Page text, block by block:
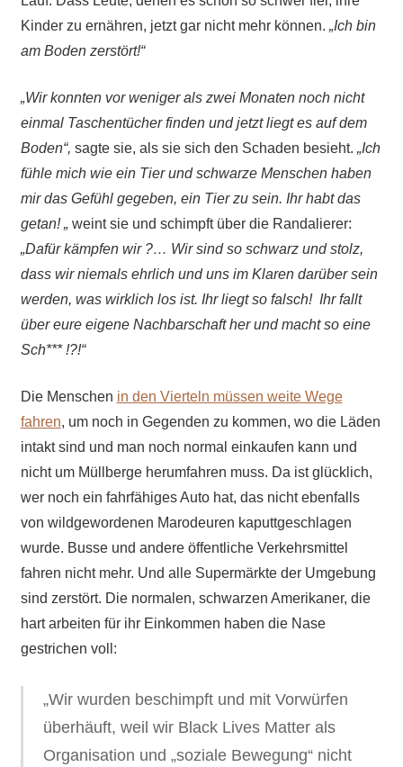
Kinder zu ernähren, jetzt gar nicht mehr können. „Ich bin
am Boden zerstört!“
„Wir konnten vor weniger als zwei Monaten noch nicht
einmal Taschentücher finden und jetzt liegt es auf dem
Boden“, sagte sie, als sie sich den Schaden besieht. „Ich
fühle mich wie ein Tier und schwarze Menschen haben
mir das Gefühl gegeben, ein Tier zu sein. Ihr habt das
getan! „weint sie und schimpft über die Randalierer:
„Dafür kämpfen wir ?… Wir sind so schwarz und stolz,
dass wir niemals ehrlich und uns im Klaren darüber sein
werden, was wirklich los ist. Ihr liegt so falsch! Ihr fallt
über eure eigene Nachbarschaft her und macht so eine
Sch*** !?!“
Die Menschen in den Vierteln müssen weite Wege
fahren, um noch in Gegenden zu kommen, wo die Läden
intakt sind und man noch normal einkaufen kann und
nicht um Müllberge herumfahren muss. Da ist glücklich,
wer noch ein fahrfähiges Auto hat, das nicht ebenfalls
von wildgewordenen Marodeuren kaputtgeschlagen
wurde. Busse und andere öffentliche Verkehrsmittel
fahren nicht mehr. Und alle Supermärkte der Umgebung
sind zerstört. Die normalen, schwarzen Amerikaner, die
hart arbeiten für ihr Einkommen haben die Nase
gestrichen voll:
„Wir wurden beschimpft und mit Vorwürfen
überhäuft, weil wir Black Lives Matter als
Organisation und „soziale Bewegung“ nicht